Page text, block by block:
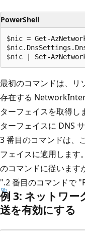
PowerShell
$nic = Get-
最初のコマンドは、
存在する
ターフェイスを取得し
ターフェイスに DNS
3 番目のコマンドは、
フェイスに適用します
のコマンドに従いま
".2 番目のコマンドで
例 3: ネットワー
送を有効にする